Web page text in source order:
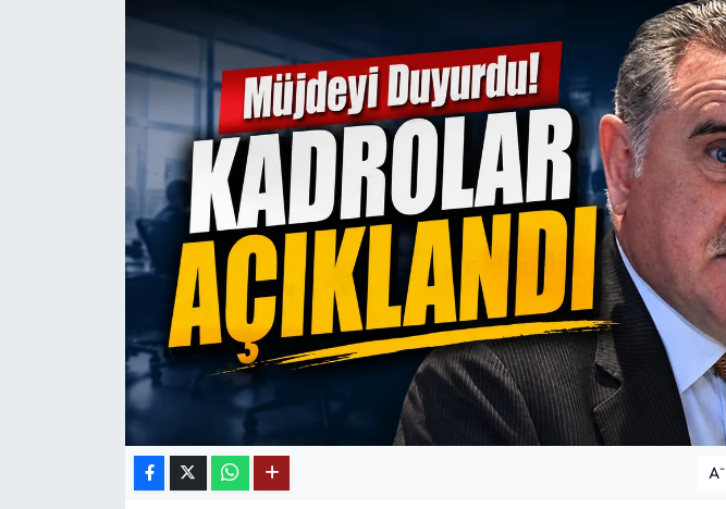
A-
Mektup Galeri
Köşe Yazıları
Karikatür Galeri
ASTROLOJİ
Spor Yazıları
Mektup Galeri